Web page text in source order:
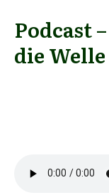
Podcast
die